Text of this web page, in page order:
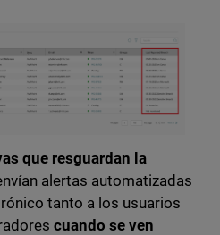
que resguardan la
alertas automatizadas
tanto a los usuarios
cuando se ven